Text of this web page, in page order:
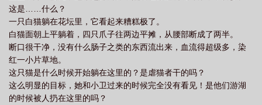
心，基本会全员存活，尽量阳间，但后期真的被iivv创死，所以中途
可能说话不好听，不保证对其他人没有主观和偏见，最喜欢悟以悟
为中心，OOC属于我和iivv4.后期会综猎人，让他们去玩一下新世
界，同时也要给猫猫开个挂（虽然他已经很强了），猎人部分不涉
及原剧情，没看过也可以食用哦。
这是……什么？
一只白猫躺在花坛里，它看起来糟糕极了。
白猫面朝上平躺着，四只爪子往两边平摊，从腰部断成了两半。
断口很干净，没有什么肠子之类的东西流出来，血流得超级多，染
红一小片草地。
这只猫是什么时候开始躺在这里的？是虐猫者干的吗？
这么明显的目标，她和小卫过来的时候完全没有看见！是他们游湖
的时候被人扔在这里的吗？